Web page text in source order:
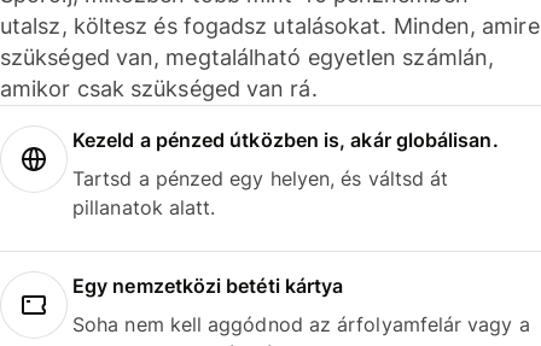
utalsz, költesz és fogadsz utalásokat. Minden, amire
szükséged van, megtalálható egyetlen számlán,
amikor csak szükséged van rá.
Kezeld a pénzed útközben is, akár globálisan.
Tartsd a pénzed egy helyen, és váltsd át
pillanatok alatt.
Egy nemzetközi betéti kártya
Soha nem kell aggódnod az árfolyamfelár vagy a